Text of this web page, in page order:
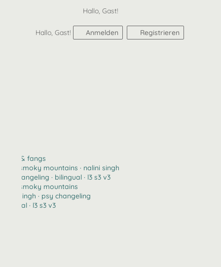
Hallo, Gast!
Hallo, Gast! Anmelden Registrieren
claws & fangs
2123 · smoky mountains · nalini singh
psy changeling · bilingual · l3 s3 v3
2123 · smoky mountains
nalini singh · psy changeling
bilingual · l3 s3 v3